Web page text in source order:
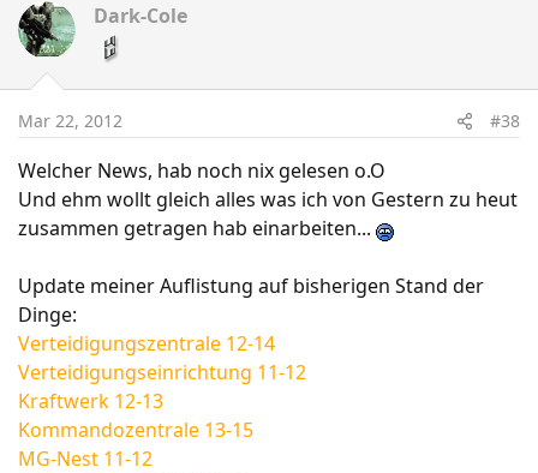
Dark-Cole
Mar 22, 2012 #38
Welcher News, hab noch nix gelesen o.O
Und ehm wollt gleich alles was ich von Gestern zu heut
zusammen getragen hab einarbeiten...
Update meiner Auflistung auf bisherigen Stand der
Dinge:
Verteidigungszentrale 12-14
Verteidigungseinrichtung 11-12
Kraftwerk 12-13
Kommandozentrale 13-15
MG-Nest 11-12